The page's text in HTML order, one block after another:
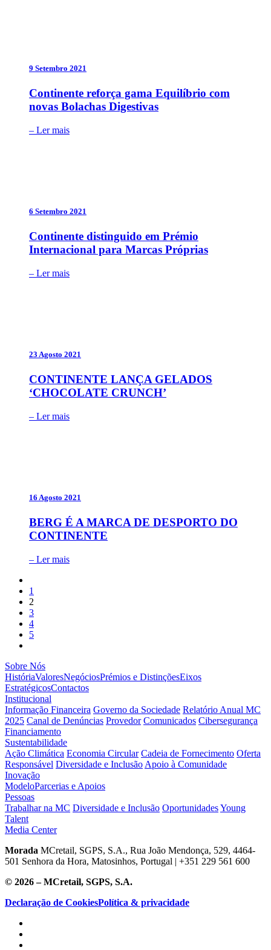
9 Setembro 2021
Continente reforça gama Equilíbrio com
novas Bolachas Digestivas
– Ler mais
6 Setembro 2021
Continente distinguido em Prémio
Internacional para Marcas Próprias
– Ler mais
23 Agosto 2021
CONTINENTE LANÇA GELADOS
‘CHOCOLATE CRUNCH’
– Ler mais
16 Agosto 2021
BERG É A MARCA DE DESPORTO DO
CONTINENTE
– Ler mais
1
2
3
4
5
Sobre Nós
HistóriaValoresNegóciosPrémios e DistinçõesEixos
EstratégicosContactos
Institucional
Informação Financeira Governo da Sociedade Relatório Anual MC
2025 Canal de Denúncias Provedor Comunicados Cibersegurança
Financiamento
Sustentabilidade
Ação Climática Economia Circular Cadeia de Fornecimento Oferta
Responsável Diversidade e Inclusão Apoio à Comunidade
Inovação
ModeloParcerias e Apoios
Pessoas
Trabalhar na MC Diversidade e Inclusão OportunidadesYoung
Talent
Media Center
Morada MCretail, SGPS, S.A., Rua João Mendonça, 529, 4464-
501 Senhora da Hora, Matosinhos, Portugal | +351 229 561 600
© 2026 – MCretail, SGPS, S.A.
Declaração de CookiesPolítica & privacidade